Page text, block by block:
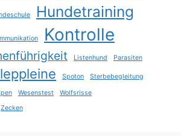
Hundetraining
Kontrolle
Listenhund Parasiten
Spoton Sterbebegleitung
Wesenstest
Wolfsrisse
Zecken